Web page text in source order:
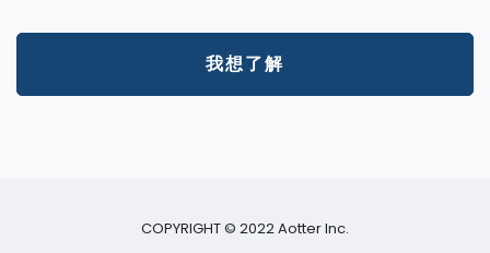
我想了解
COPYRIGHT © 2022 Aotter Inc.